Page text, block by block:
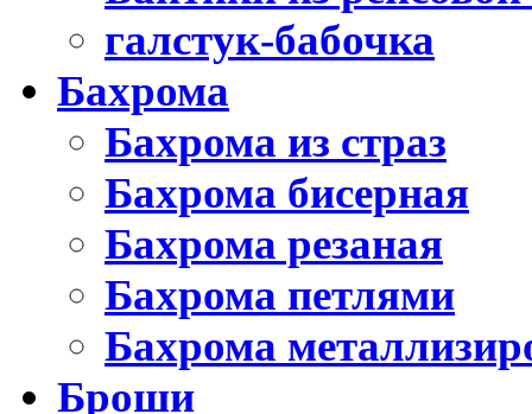
галстук-бабочка
Бахрома
Бахрома из страз
Бахрома бисерная
Бахрома резаная
Бахрома петлями
Бахрома
Броши